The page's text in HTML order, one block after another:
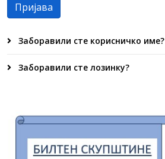
Пријава
Заборавили сте корисничко име?
Заборавили сте лозинку?